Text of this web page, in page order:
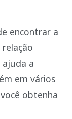
encontrar a
ajuda a
em vários
obtenha